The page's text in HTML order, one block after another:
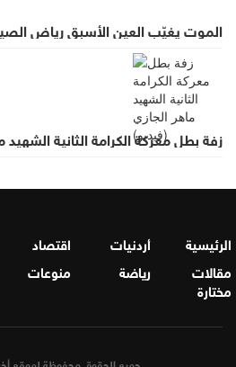
الموت يغيّب العين الأسبق رياض
زفة بطل معركة الكرامة الثانية
الرئيسية أردنيات اقتصاد
مقالات
مختارة
رياضة منوعات